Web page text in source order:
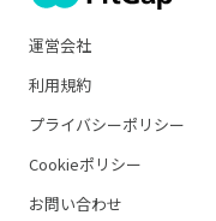
運営会社
利用規約
プライバシーポリシー
Cookieポリシー
お問い合わせ